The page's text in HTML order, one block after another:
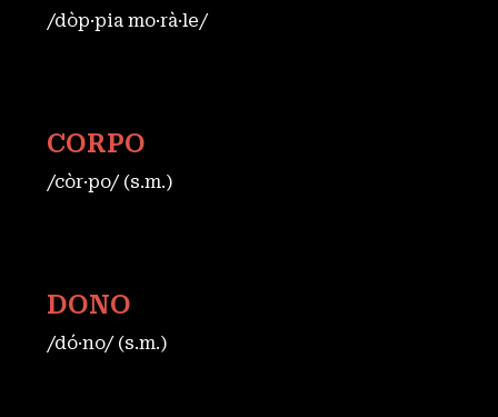
/dòp·pia mo·rà·le/
CORPO
/còr·po/ (s.m.)
DONO
/dó·no/ (s.m.)